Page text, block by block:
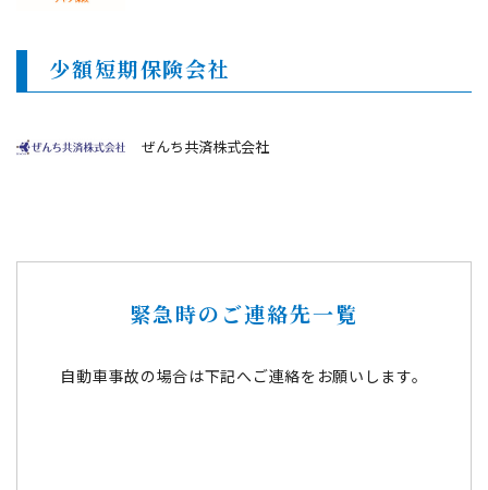
少額短期保険会社
ぜんち共済株式会社
緊急時のご連絡先一覧
自動車事故の場合は下記へご連絡をお願いします。